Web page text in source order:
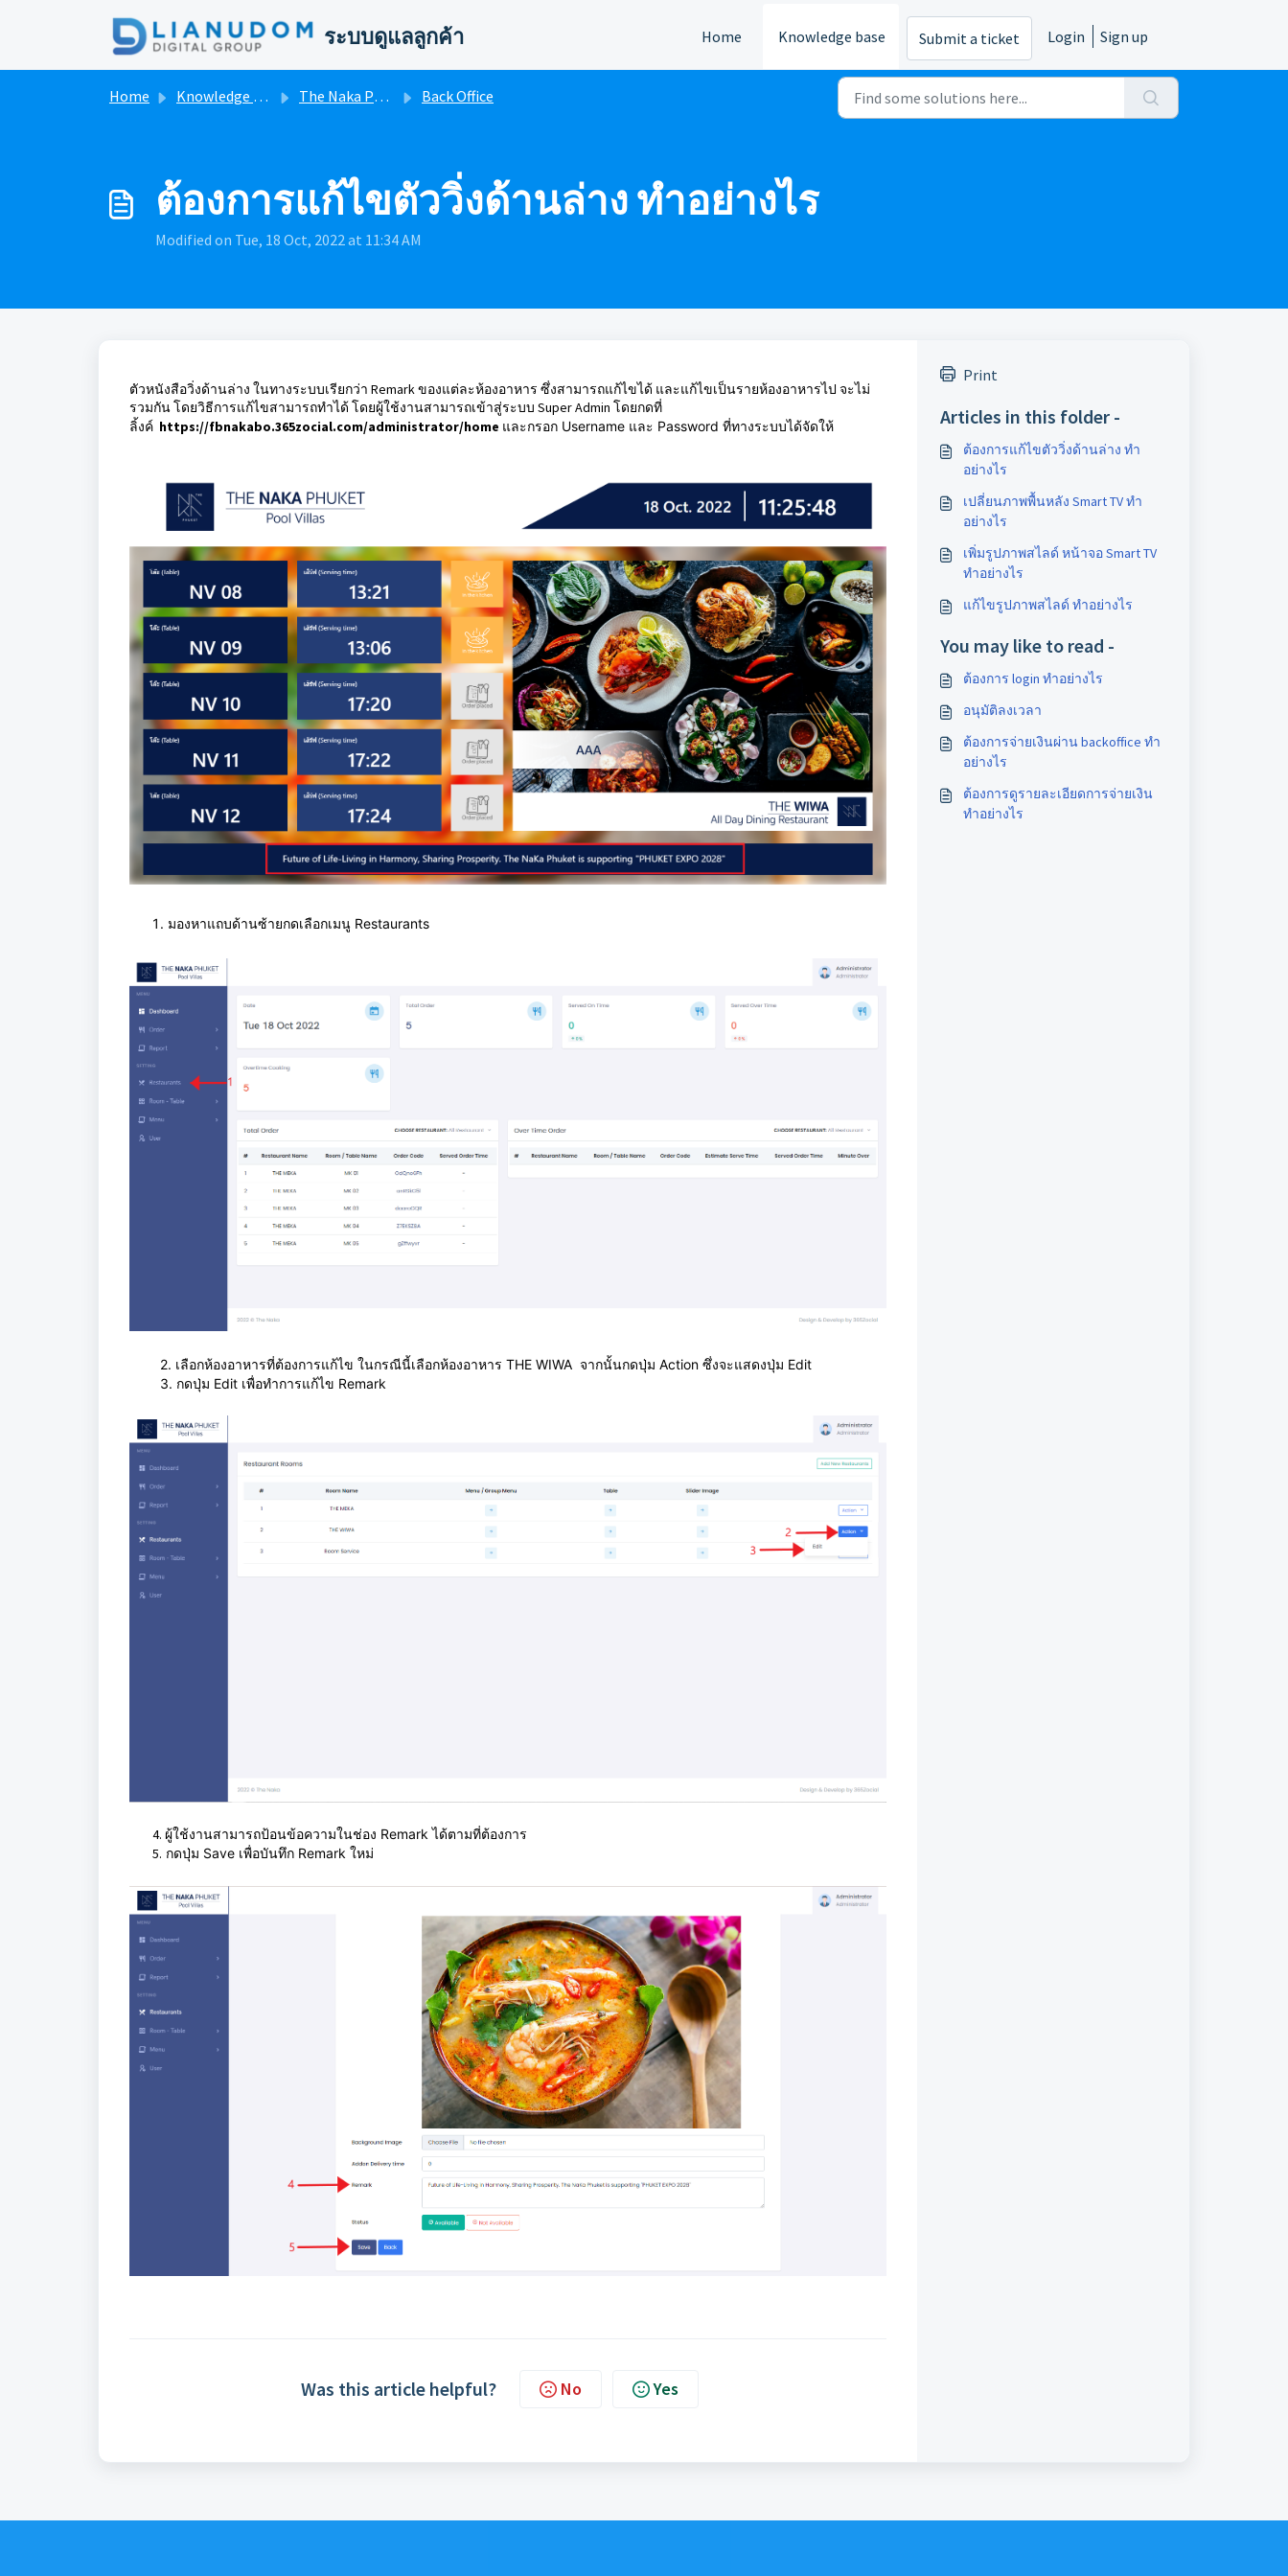
ระบบดูแลลูกค้า Home Knowledge base Submit a ticket Login Sign up
Home Knowledge base The Naka Phuket FB System User Manual Back Office
ต้องการแก้ไขตัววิ่งด้านล่าง ทำอย่างไร
Modified on Tue, 18 Oct, 2022 at 11:34 AM
ตัวหนังสือวิ่งด้านล่าง ในทางระบบเรียกว่า Remark ของแต่ละห้องอาหาร ซึ่งสามารถแก้ไขได้ และแก้ไขเป็นรายห้องอาหารไป จะไม่
รวมกัน โดยวิธีการแก้ไขสามารถทำได้ โดยผู้ใช้งานสามารถเข้าสู่ระบบ Super Admin โดยกดที่
ลิ้งค์ https://fbnakabo.365zocial.com/administrator/home และกรอก Username และ Password ที่ทางระบบได้จัดให้
มองหาแถบด้านซ้ายกดเลือกเมนู Restaurants
2. เลือกห้องอาหารที่ต้องการแก้ไข ในกรณีนี้เลือกห้องอาหาร THE WIWA จากนั้นกดปุ่ม Action ซึ่งจะแสดงปุ่ม Edit
3. กดปุ่ม Edit เพื่อทำการแก้ไข Remark
4. ผู้ใช้งานสามารถป้อนข้อความในช่อง Remark ได้ตามที่ต้องการ
5. กดปุ่ม Save เพื่อบันทึก Remark ใหม่
Was this article helpful? No Yes
Print
Articles in this folder -
ต้องการแก้ไขตัววิ่งด้านล่าง ทำ
อย่างไร
เปลี่ยนภาพพื้นหลัง Smart TV ทำ
อย่างไร
เพิ่มรูปภาพสไลด์ หน้าจอ Smart TV
ทำอย่างไร
แก้ไขรูปภาพสไลด์ ทำอย่างไร
You may like to read -
ต้องการ login ทำอย่างไร
อนุมัติลงเวลา
ต้องการจ่ายเงินผ่าน backoffice ทำ
อย่างไร
ต้องการดูรายละเอียดการจ่ายเงิน
ทำอย่างไร